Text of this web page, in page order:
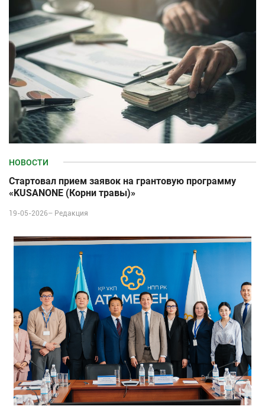
НОВОСТИ
Стартовал прием заявок на грантовую программу
«KUSANONE (Корни травы)»
19-05-2026– Редакция